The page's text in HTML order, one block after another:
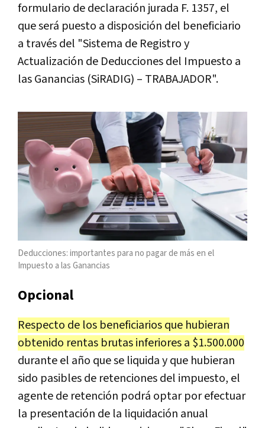
formulario de declaración jurada F. 1357, el
que será puesto a disposición del beneficiario
a través del "Sistema de Registro y
Actualización de Deducciones del Impuesto a
las Ganancias (SiRADIG) – TRABAJADOR".
Deducciones: importantes para no pagar de más en el
Impuesto a las Ganancias
Opcional
Respecto de los beneficiarios que hubieran
obtenido rentas brutas inferiores a $1.500.000
durante el año que se liquida y que hubieran
sido pasibles de retenciones del impuesto, el
agente de retención podrá optar por efectuar
la presentación de la liquidación anual